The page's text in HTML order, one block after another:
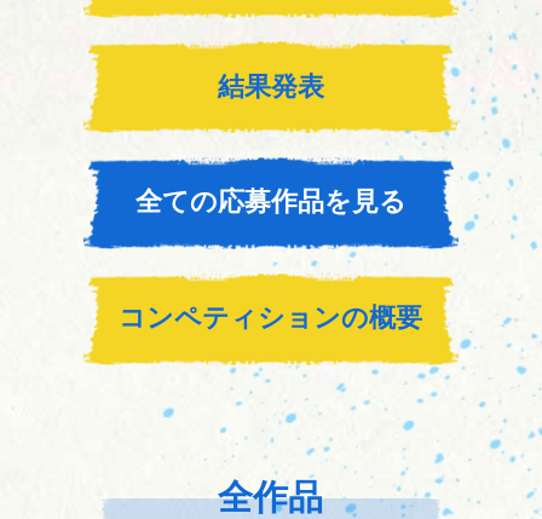
結果発表
全ての応募作品を見る
コンペティションの概要
全作品